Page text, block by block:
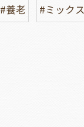
#養老 #ミックス